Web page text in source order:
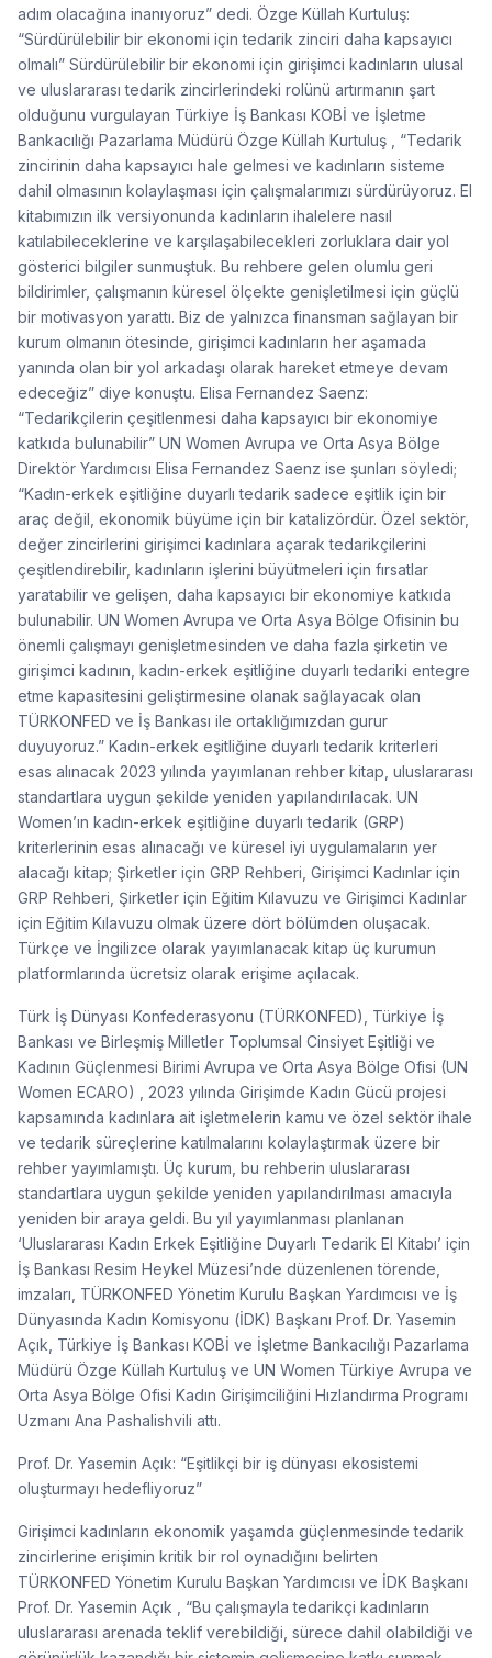
adım olacağına inanıyoruz” dedi. Özge Küllah Kurtuluş:
“Sürdürülebilir bir ekonomi için tedarik zinciri daha kapsayıcı
olmalı” Sürdürülebilir bir ekonomi için girişimci kadınların ulusal
ve uluslararası tedarik zincirlerindeki rolünü artırmanın şart
olduğunu vurgulayan Türkiye İş Bankası KOBİ ve İşletme
Bankacılığı Pazarlama Müdürü Özge Küllah Kurtuluş , “Tedarik
zincirinin daha kapsayıcı hale gelmesi ve kadınların sisteme
dahil olmasının kolaylaşması için çalışmalarımızı sürdürüyoruz. El
kitabımızın ilk versiyonunda kadınların ihalelere nasıl
katılabileceklerine ve karşılaşabilecekleri zorluklara dair yol
gösterici bilgiler sunmuştuk. Bu rehbere gelen olumlu geri
bildirimler, çalışmanın küresel ölçekte genişletilmesi için güçlü
bir motivasyon yarattı. Biz de yalnızca finansman sağlayan bir
kurum olmanın ötesinde, girişimci kadınların her aşamada
yanında olan bir yol arkadaşı olarak hareket etmeye devam
edeceğiz” diye konuştu. Elisa Fernandez Saenz:
“Tedarikçilerin çeşitlenmesi daha kapsayıcı bir ekonomiye
katkıda bulunabilir” UN Women Avrupa ve Orta Asya Bölge
Direktör Yardımcısı Elisa Fernandez Saenz ise şunları söyledi;
“Kadın-erkek eşitliğine duyarlı tedarik sadece eşitlik için bir
araç değil, ekonomik büyüme için bir katalizördür. Özel sektör,
değer zincirlerini girişimci kadınlara açarak tedarikçilerini
çeşitlendirebilir, kadınların işlerini büyütmeleri için fırsatlar
yaratabilir ve gelişen, daha kapsayıcı bir ekonomiye katkıda
bulunabilir. UN Women Avrupa ve Orta Asya Bölge Ofisinin bu
önemli çalışmayı genişletmesinden ve daha fazla şirketin ve
girişimci kadının, kadın-erkek eşitliğine duyarlı tedariki entegre
etme kapasitesini geliştirmesine olanak sağlayacak olan
TÜRKONFED ve İş Bankası ile ortaklığımızdan gurur
duyuyoruz.” Kadın-erkek eşitliğine duyarlı tedarik kriterleri
esas alınacak 2023 yılında yayımlanan rehber kitap, uluslararası
standartlara uygun şekilde yeniden yapılandırılacak. UN
Women’ın kadın-erkek eşitliğine duyarlı tedarik (GRP)
kriterlerinin esas alınacağı ve küresel iyi uygulamaların yer
alacağı kitap; Şirketler için GRP Rehberi, Girişimci Kadınlar için
GRP Rehberi, Şirketler için Eğitim Kılavuzu ve Girişimci Kadınlar
için Eğitim Kılavuzu olmak üzere dört bölümden oluşacak.
Türkçe ve İngilizce olarak yayımlanacak kitap üç kurumun
platformlarında ücretsiz olarak erişime açılacak.
Türk İş Dünyası Konfederasyonu (TÜRKONFED), Türkiye İş
Bankası ve Birleşmiş Milletler Toplumsal Cinsiyet Eşitliği ve
Kadının Güçlenmesi Birimi Avrupa ve Orta Asya Bölge Ofisi (UN
Women ECARO) , 2023 yılında Girişimde Kadın Gücü projesi
kapsamında kadınlara ait işletmelerin kamu ve özel sektör ihale
ve tedarik süreçlerine katılmalarını kolaylaştırmak üzere bir
rehber yayımlamıştı. Üç kurum, bu rehberin uluslararası
standartlara uygun şekilde yeniden yapılandırılması amacıyla
yeniden bir araya geldi. Bu yıl yayımlanması planlanan
‘Uluslararası Kadın Erkek Eşitliğine Duyarlı Tedarik El Kitabı’ için
İş Bankası Resim Heykel Müzesi’nde düzenlenen törende,
imzaları, TÜRKONFED Yönetim Kurulu Başkan Yardımcısı ve İş
Dünyasında Kadın Komisyonu (İDK) Başkanı Prof. Dr. Yasemin
Açık, Türkiye İş Bankası KOBİ ve İşletme Bankacılığı Pazarlama
Müdürü Özge Küllah Kurtuluş ve UN Women Türkiye Avrupa ve
Orta Asya Bölge Ofisi Kadın Girişimciliğini Hızlandırma Programı
Uzmanı Ana Pashalishvili attı.
Prof. Dr. Yasemin Açık: “Eşitlikçi bir iş dünyası ekosistemi
oluşturmayı hedefliyoruz”
Girişimci kadınların ekonomik yaşamda güçlenmesinde tedarik
zincirlerine erişimin kritik bir rol oynadığını belirten
TÜRKONFED Yönetim Kurulu Başkan Yardımcısı ve İDK Başkanı
Prof. Dr. Yasemin Açık , “Bu çalışmayla tedarikçi kadınların
uluslararası arenada teklif verebildiği, sürece dahil olabildiği ve